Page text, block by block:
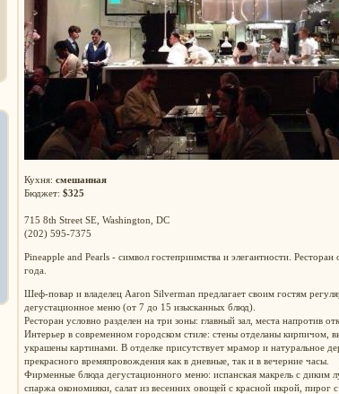
Кухня: смешанная
Бюджет: $325
715 8th Street SE, Washington, DC
(202) 595-7375
Pineapple and Pearls - символ гостеприимства и элегантности.
года.
Шеф-повар и владелец Aaron Silverman предлагает своим гостям
дегустационное меню (от 7 до 15 изысканных блюд).
Ресторан условно разделен на три зоны: главный зал, места напротив
Интерьер в современном городском стиле: стены отделаны кирпичом,
украшены картинами. В отделке присутствует мрамор и натуральное
прекрасного времяпровождения как в дневные, так и в вечерние часы.
Фирменные блюда дегустационного меню: испанская макрель с диким
спаржа окономияки, салат из весенних овощей с красной икрой,